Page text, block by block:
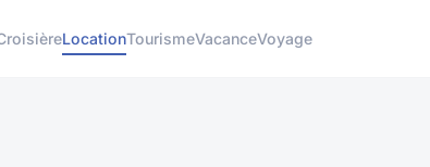
LocationTourismeVacanceVoyage